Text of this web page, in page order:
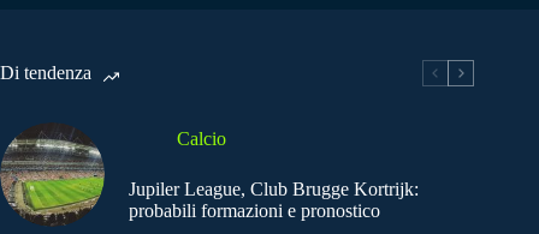
Di tendenza
Calcio
Jupiler League, Club Brugge Kortrijk:
probabili formazioni e pronostico